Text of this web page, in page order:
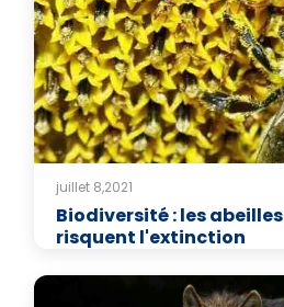
juillet 8,2021
Biodiversité : les
risquent l'extinction